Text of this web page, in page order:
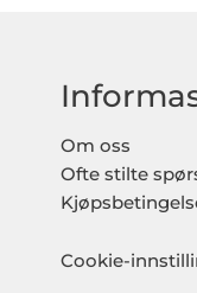
Om oss
Ofte stilte
Cookie-